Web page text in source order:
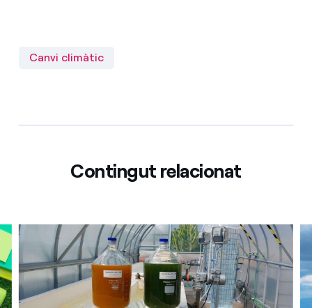
Canvi climàtic
Contingut relacionat